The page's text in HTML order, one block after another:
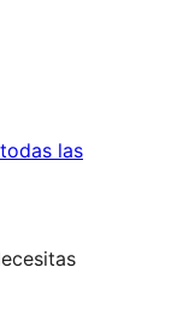
lasreseñas